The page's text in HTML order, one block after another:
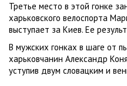
Третье место в этой гонке
харьковского велоспорта
выступает за Киев. Ее
В мужских гонках в шаге от
харьковчанин Александр
уступив двум словацким и